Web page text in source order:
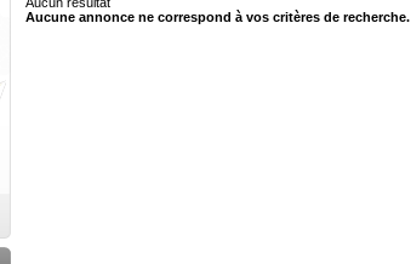
Aucune annonce ne correspond à vos critères de recherche.